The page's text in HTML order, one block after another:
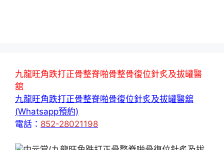
九龍旺角跌打正骨整脊啪骨整骨復位針炙及拔罐醫
舘
九龍旺角跌打正骨整脊啪骨復位針炙及拔罐醫舘
(Whatsapp預約)
電話： 852-28021198